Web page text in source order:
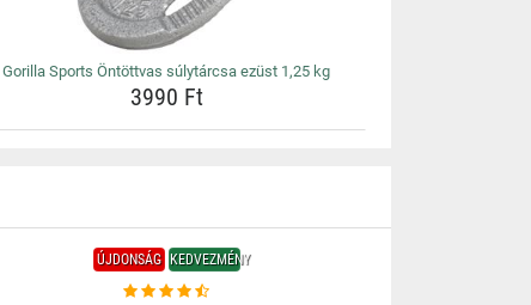
Gorilla Sports Öntöttvas súlytárcsa ezüst 1,25 kg
3990 Ft
ÚJDONSÁG KEDVEZMÉNY